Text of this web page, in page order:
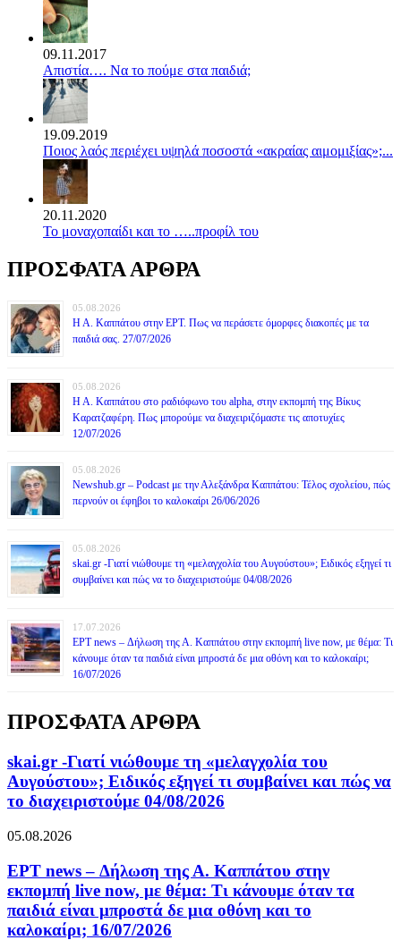
09.11.2017
Απιστία…. Να το πούμε στα παιδιά;
19.09.2019
Ποιος λαός περιέχει υψηλά ποσοστά «ακραίας αιμομιξίας»;...
20.11.2020
Το μοναχοπαίδι και το …..προφίλ του
ΠΡΟΣΦΑΤΑ ΑΡΘΡΑ
05.08.2026
Η Α. Καππάτου στην ΕΡΤ. Πως να περάσετε όμορφες διακοπές με τα
παιδιά σας. 27/07/2026
05.08.2026
Η Α. Καππάτου στο ραδιόφωνο του alpha, στην εκπομπή της Βίκυς
Καρατζαφέρη. Πως μπορούμε να διαχειριζόμαστε τις αποτυχίες
12/07/2026
05.08.2026
Newshub.gr – Podcast με την Αλεξάνδρα Καππάτου: Τέλος σχολείου, πώς
περνούν οι έφηβοι το καλοκαίρι 26/06/2026
05.08.2026
skai.gr -Γιατί νιώθουμε τη «μελαγχολία του Αυγούστου»; Ειδικός εξηγεί τι
συμβαίνει και πώς να το διαχειριστούμε 04/08/2026
17.07.2026
ΕΡΤ news – Δήλωση της Α. Καππάτου στην εκπομπή live now, με θέμα: Τι
κάνουμε όταν τα παιδιά είναι μπροστά δε μια οθόνη και το καλοκαίρι;
16/07/2026
ΠΡΟΣΦΑΤΑ ΑΡΘΡΑ
skai.gr -Γιατί νιώθουμε τη «μελαγχολία του
Αυγούστου»; Ειδικός εξηγεί τι συμβαίνει και πώς να
το διαχειριστούμε 04/08/2026
05.08.2026
ΕΡΤ news – Δήλωση της Α. Καππάτου στην
εκπομπή live now, με θέμα: Τι κάνουμε όταν τα
παιδιά είναι μπροστά δε μια οθόνη και το
καλοκαίρι; 16/07/2026